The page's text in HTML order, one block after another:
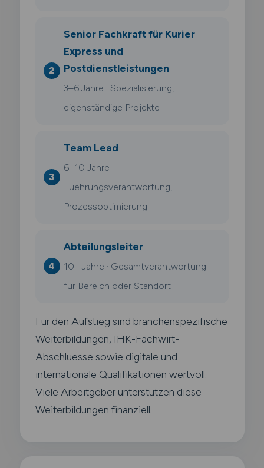
Senior Fachkraft für Kurier
Express und
Postdienstleistungen
3–6 Jahre · Spezialisierung,
eigenständige Projekte
Team Lead
6–10 Jahre ·
Fuehrungsverantwortung,
Prozessoptimierung
Abteilungsleiter
10+ Jahre · Gesamtverantwortung
für Bereich oder Standort
Für den Aufstieg sind branchenspezifische
Weiterbildungen, IHK-Fachwirt-
Abschluesse sowie digitale und
internationale Qualifikationen wertvoll.
Viele Arbeitgeber unterstützen diese
Weiterbildungen finanziell.